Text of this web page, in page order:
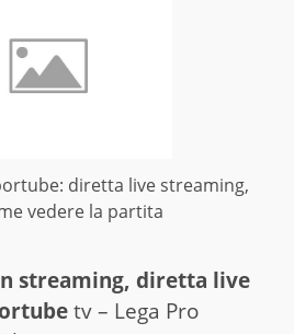
diretta live streaming,
vedere la partita
streaming, diretta live
tv – Lega Pro